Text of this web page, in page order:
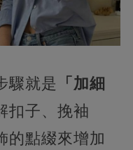
驟就是
「加細
扣子、挽袖
的點綴來增加